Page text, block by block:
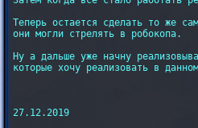
Теперь остается сделать то же
они могли стрелять в робокопа.
Ну а дальше уже начну
которые хочу реализовать в
27.12.2019